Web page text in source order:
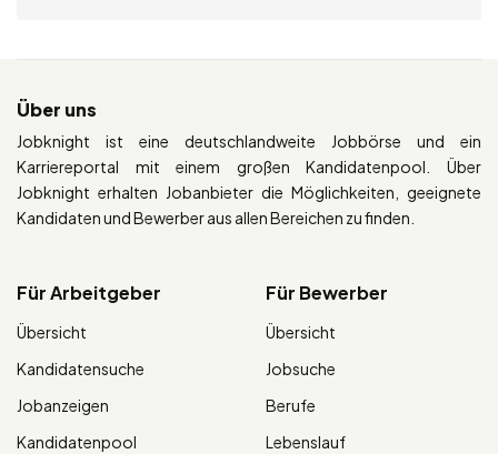
Über uns
Jobknight ist eine deutschlandweite Jobbörse und ein
Karriereportal mit einem großen Kandidatenpool. Über
Jobknight erhalten Jobanbieter die Möglichkeiten, geeignete
Kandidaten und Bewerber aus allen Bereichen zu finden.
Für Arbeitgeber
Übersicht
Kandidatensuche
Jobanzeigen
Kandidatenpool
Für Bewerber
Übersicht
Jobsuche
Berufe
Lebenslauf